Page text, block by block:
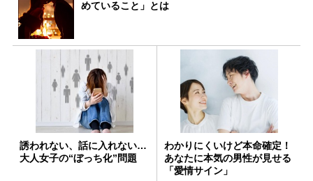
めていること」とは
誘われない、話に入れない…
大人女子の“ぼっち化”問題
わかりにくいけど本命確定！
あなたに本気の男性が見せる
「愛情サイン」